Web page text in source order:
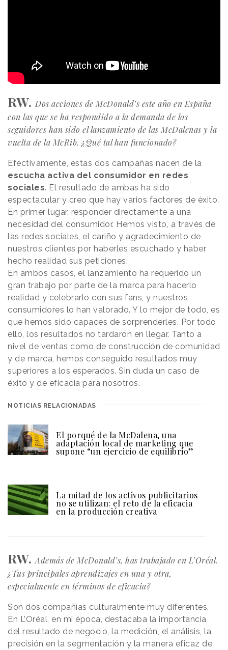
RW. Dos acciones de McDonald’s este año en España
con las que se ha respondido a la demanda de los
seguidores han sido el lanzamiento de las McDalenas y la
vuelta de la McRib. ¿Qué tal han funcionado?
Efectivamente, estas dos campañas nacen de la
escucha activa del consumidor en redes
sociales. El resultado de ambas ha sido
espectacular y creo que hay varios factores de éxito.
En primer lugar, responder directamente a una
necesidad del consumidor. Hemos visto, a través de
las redes sociales, el cariño y agradecimiento de
nuestros clientes por haberles escuchado y haber
hecho realidad sus peticiones.
En ambos casos, el lanzamiento ha requerido un
gran trabajo por parte de la marca para hacerlo
realidad y celebrarlo con sus fans, y nuestros
consumidores lo han valorado. Y lo mejor de todo, es
que hemos sido capaces de sorprenderles. Por todo
ello, los resultados no tardaron en llegar. Tanto a
nivel de ventas como de construcción de comunidad
y de marca, hemos conseguido resultados muy
superiores a los esperados. Sin duda un caso de
éxito y de eficacia para nosotros.
NOTICIAS RELACIONADAS
El porqué de la McDalena, una
adaptación local de marketing que
supone “un ejercicio de equilibrio”
La mitad de los activos publicitarios
no se utilizan: el reto de la eficacia
en la producción creativa
RW. Además de McDonald’s, has trabajado en L’Oréal.
¿Tus principales aprendizajes en una y otra,
especialmente en términos de eficacia?
Son dos compañías culturalmente muy diferentes.
En L’Oréal, en mi época, destacaba la importancia
del resultado de negocio, la medición, el análisis, la
precisión en la segmentación y la manera eficaz de